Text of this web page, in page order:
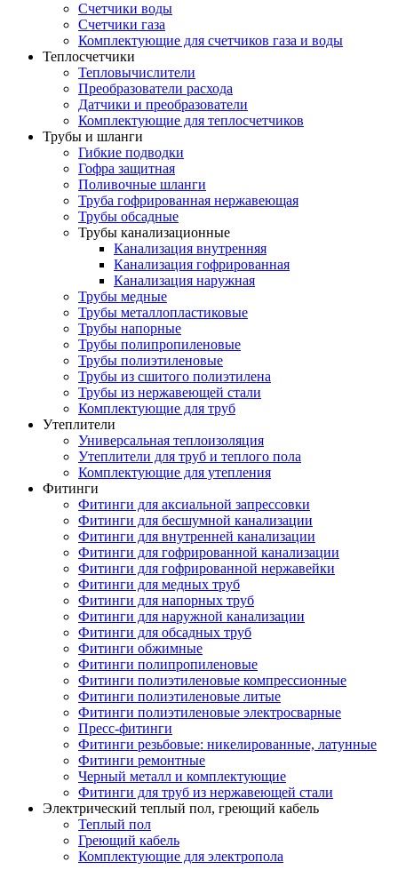
Счетчики воды
Счетчики газа
Комплектующие для счетчиков газа и воды
Теплосчетчики
Тепловычислители
Преобразователи расхода
Датчики и преобразователи
Комплектующие для теплосчетчиков
Трубы и шланги
Гибкие подводки
Гофра защитная
Поливочные шланги
Труба гофрированная нержавеющая
Трубы обсадные
Трубы канализационные
Канализация внутренняя
Канализация гофрированная
Канализация наружная
Трубы медные
Трубы металлопластиковые
Трубы напорные
Трубы полипропиленовые
Трубы полиэтиленовые
Трубы из сшитого полиэтилена
Трубы из нержавеющей стали
Комплектующие для труб
Утеплители
Универсальная теплоизоляция
Утеплители для труб и теплого пола
Комплектующие для утепления
Фитинги
Фитинги для аксиальной запрессовки
Фитинги для бесшумной канализации
Фитинги для внутренней канализации
Фитинги для гофрированной канализации
Фитинги для гофрированной нержавейки
Фитинги для медных труб
Фитинги для напорных труб
Фитинги для наружной канализации
Фитинги для обсадных труб
Фитинги обжимные
Фитинги полипропиленовые
Фитинги полиэтиленовые компрессионные
Фитинги полиэтиленовые литые
Фитинги полиэтиленовые электросварные
Пресс-фитинги
Фитинги резьбовые: никелированные, латунные
Фитинги ремонтные
Черный металл и комплектующие
Фитинги для труб из нержавеющей стали
Электрический теплый пол, греющий кабель
Теплый пол
Греющий кабель
Комплектующие для электропола